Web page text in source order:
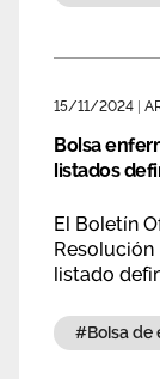
15/11/2024
Bolsa
listados
El Boletín
Resolución
listado
#bolsa